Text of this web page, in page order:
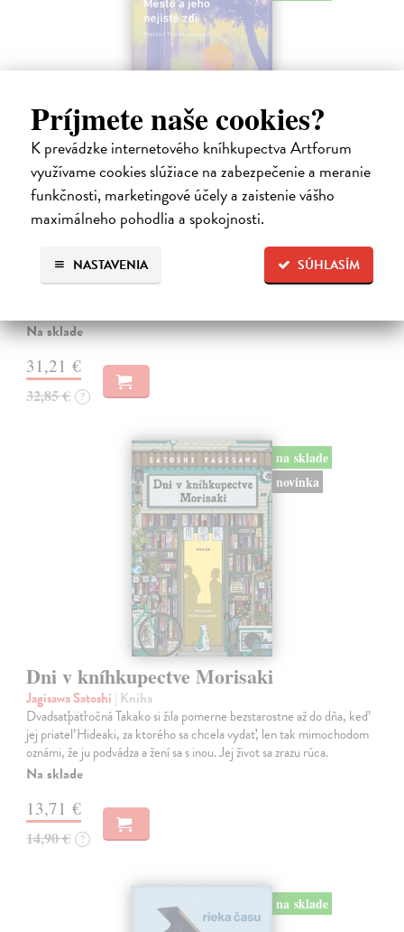
Príjmete naše cookies?
K prevádzke internetového kníhkupectva Artforum
využívame cookies slúžiace na zabezpečenie a meranie
funkčnosti, marketingové účely a zaistenie vášho
maximálneho pohodlia a spokojnosti.
SÚHLASÍM
NASTAVENIA
Město a jeho nejisté zdi
Ty jsi to byla, kdo mi vyprávěl o tom městě. Město a jeho nejisté zdi –
dlouho očekávaný román Harukiho Murakamiho volně navazuje na
autorovu starší novelu z roku 1980 a tematicky se prolíná s jeho
Na sklade
31,21 €
32,85 € ?
na sklade
novinka
Dni v kníhkupectve Morisaki
Jagisawa Satoshi | Kniha
Dvadsaťpäťročná Takako si žila pomerne bezstarostne až do dňa, keď
jej priateľ Hideaki, za ktorého sa chcela vydať, len tak mimochodom
oznámi, že ju podvádza a žení sa s inou. Jej život sa zrazu rúca.
Na sklade
13,71 €
14,90 € ?
na sklade